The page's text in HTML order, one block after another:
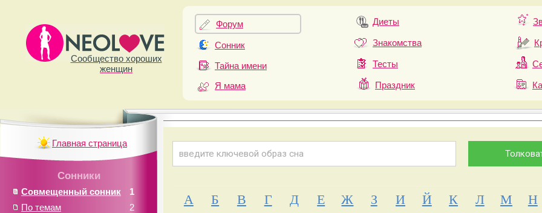
Сообщество хороших
женщин
Форум
Сонник
Тайна имени
Я мама
Диеты
Знакомства
Тесты
Праздник
А Б В Г Д Е Ж З И Й К Л М Н
Главная страница
Сонники
1
Совмещенный сонник
2
По темам